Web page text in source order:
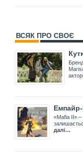
ВСЯК ПРО СВОЄ
«Mafia II» –
далі…